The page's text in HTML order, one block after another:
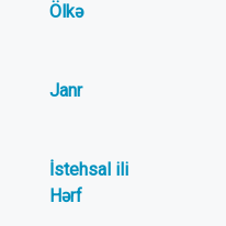
Ölkə
Janr
İstehsal ili
Hərf